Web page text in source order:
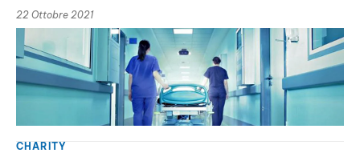
22 Ottobre 2021
CHARITY